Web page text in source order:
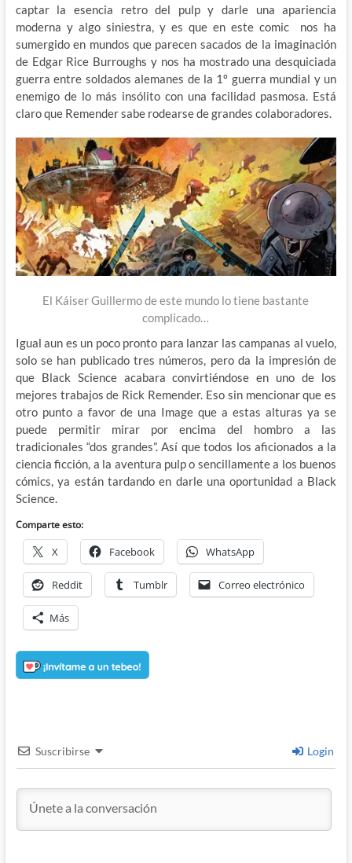
captar la esencia retro del pulp y darle una apariencia
moderna y algo siniestra, y es que en este comic nos ha
sumergido en mundos que parecen sacados de la imaginación
de Edgar Rice Burroughs y nos ha mostrado una desquiciada
guerra entre soldados alemanes de la 1º guerra mundial y un
enemigo de lo más insólito con una facilidad pasmosa. Está
claro que Remender sabe rodearse de grandes colaboradores.
El Káiser Guillermo de este mundo lo tiene bastante
complicado…
Igual aun es un poco pronto para lanzar las campanas al vuelo,
solo se han publicado tres números, pero da la impresión de
que Black Science acabara convirtiéndose en uno de los
mejores trabajos de Rick Remender. Eso sin mencionar que es
otro punto a favor de una Image que a estas alturas ya se
puede permitir mirar por encima del hombro a las
tradicionales “dos grandes”. Así que todos los aficionados a la
ciencia ficción, a la aventura pulp o sencillamente a los buenos
cómics, ya están tardando en darle una oportunidad a Black
Science.
Comparte esto:
X Facebook WhatsApp
Reddit Tumblr Correo electrónico
Más
Suscribirse Login